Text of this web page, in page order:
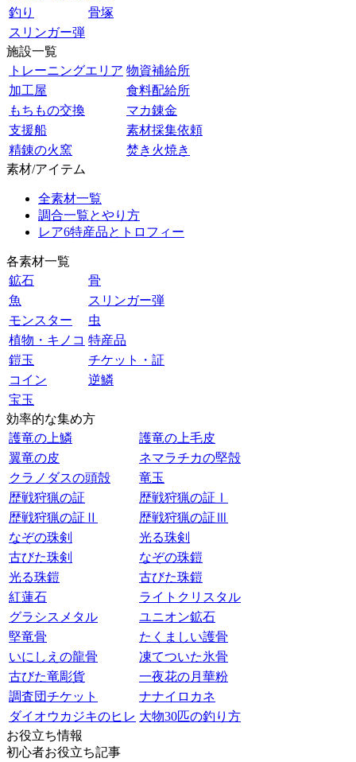
釣り
骨塚
スリンガー弾
施設一覧
トレーニングエリア 物資補給所
加工屋
食料配給所
もちもの交換
マカ錬金
支援船
素材採集依頼
精錬の火窯
焚き火焼き
素材/アイテム
全素材一覧
調合一覧とやり方
レア6特産品とトロフィー
各素材一覧
鉱石
骨
魚
スリンガー弾
モンスター
虫
植物・キノコ 特産品
鎧玉
チケット・証
コイン
逆鱗
宝玉
効率的な集め方
護竜の上鱗
護竜の上毛皮
翼竜の皮
ネマラチカの堅殻
クラノダスの頭殻
竜玉
歴戦狩猟の証
歴戦狩猟の証Ⅰ
歴戦狩猟の証Ⅱ
歴戦狩猟の証Ⅲ
なぞの珠剣
光る珠剣
古びた珠剣
なぞの珠鎧
光る珠鎧
古びた珠鎧
紅蓮石
ライトクリスタル
グラシスメタル
ユニオン鉱石
堅竜骨
たくましい護骨
いにしえの龍骨
凍てついた氷骨
古びた竜彫貨
一夜花の月華粉
調査団チケット
ナナイロカネ
ダイオウカジキのヒレ 大物30匹の釣り方
お役立ち情報
初心者お役立ち記事